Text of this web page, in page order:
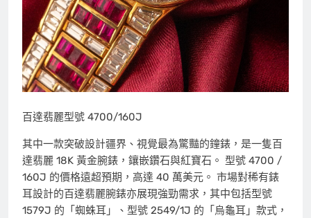
百達翡麗型號 4700/160J
其中一款突破設計疆界、視覺最為驚豔的鐘錶，是一隻百
達翡麗 18K 黃金腕錶，鑲嵌鑽石與紅寶石。 型號 4700 /
160J 的價格遠超預期，高達 40 萬美元。 市場對稀有錶
耳設計的百達翡麗腕錶亦展現強勁需求，其中包括型號
1579J 的「蜘蛛耳」、型號 2549/1J 的「烏龜耳」款式，